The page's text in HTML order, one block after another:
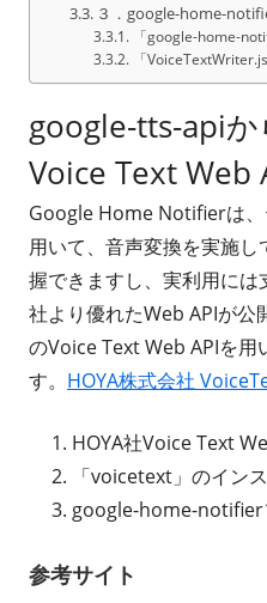
３．google-home-
「google-home-
「
google-tts-apiか
Voice Text Web
Google Home Notifierは
用いて、音声変換を実施
握できますし、実利用に
社より優れたWeb APIが公
のVoice Text Web APIを用
す。 HOYA株式会社
HOYA社Voice Text
「voicetext」のイン
google-home-notifier
参考サイト